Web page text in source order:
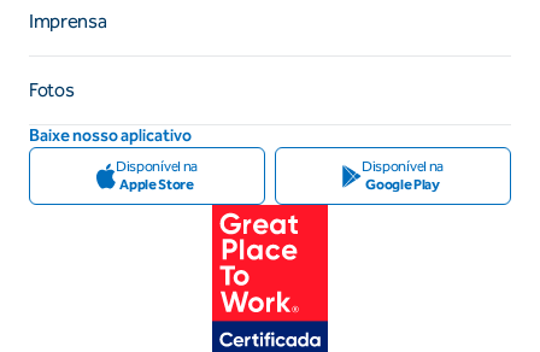
Imprensa
Fotos
Baixe nosso aplicativo
Disponível na
Apple Store
Disponível na
Google Play